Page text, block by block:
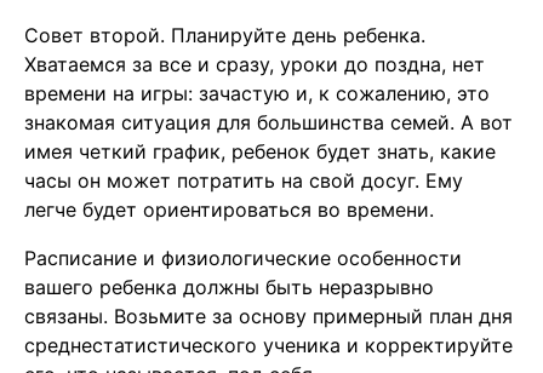
Совет второй. Планируйте день ребенка.
Хватаемся за все и сразу, уроки до поздна, нет
времени на игры: зачастую и, к сожалению, это
знакомая ситуация для большинства семей. А вот
имея четкий график, ребенок будет знать, какие
часы он может потратить на свой досуг. Ему
легче будет ориентироваться во времени.
Расписание и физиологические особенности
вашего ребенка должны быть неразрывно
связаны. Возьмите за основу примерный план дня
среднестатистического ученика и корректируйте